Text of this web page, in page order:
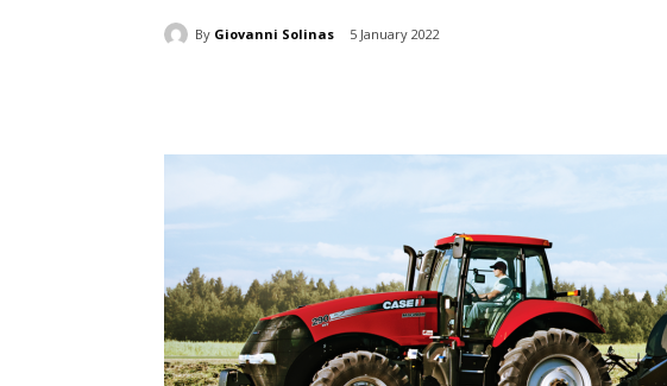
By Giovanni Solinas 5 January 2022